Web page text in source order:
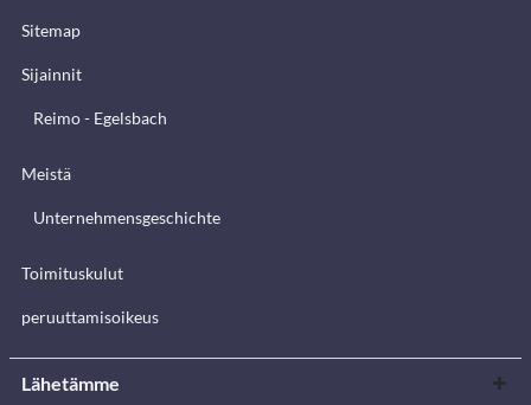
Sitemap
Sijainnit
Reimo - Egelsbach
Meistä
Unternehmensgeschichte
Toimituskulut
peruuttamisoikeus
Lähetämme